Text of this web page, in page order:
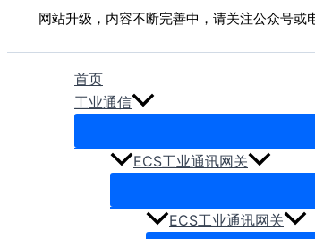
网站升级，内容不断完善中，请关注公众号或
首页
工业通信
ECS工业通讯网关
ECS工业通讯网关